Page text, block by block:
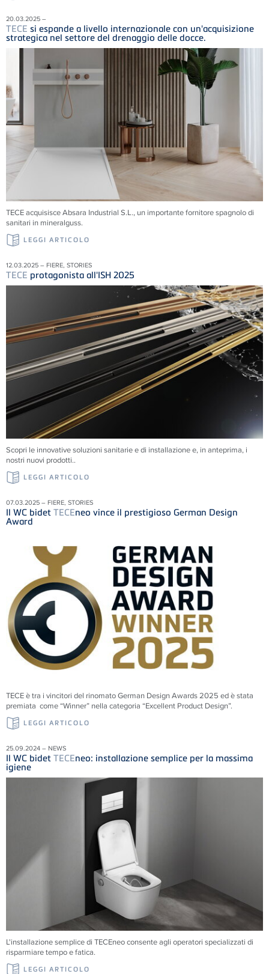
20.03.2025 –
TECE si espande a livello internazionale con un'acquisizione
strategica nel settore del drenaggio delle docce.
TECE acquisisce Absara Industrial S.L., un importante fornitore spagnolo di
sanitari in mineralguss.
LEGGI ARTICOLO
12.03.2025 – FIERE, STORIES
TECE protagonista all'ISH 2025
Scopri le innovative soluzioni sanitarie e di installazione e, in anteprima, i
nostri nuovi prodotti..
LEGGI ARTICOLO
07.03.2025 – FIERE, STORIES
Il WC bidet TECEneo vince il prestigioso German Design
Award
TECE è tra i vincitori del rinomato German Design Awards 2025 ed è stata
premiata come “Winner” nella categoria “Excellent Product Design”.
LEGGI ARTICOLO
25.09.2024 – NEWS
Il WC bidet TECEneo: installazione semplice per la massima
igiene
L'installazione semplice di TECEneo consente agli operatori specializzati di
risparmiare tempo e fatica.
LEGGI ARTICOLO